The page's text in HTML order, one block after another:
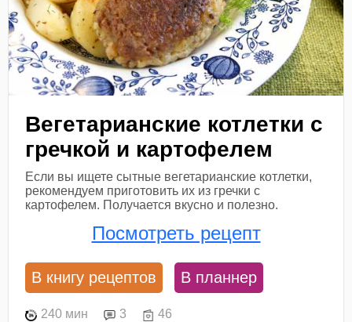
Вегетарианские котлетки с
гречкой и картофелем
Если вы ищете сытные вегетарианские котлетки,
рекомендуем приготовить их из гречки с
картофелем. Получается вкусно и полезно.
Посмотреть рецепт
В книгу рецептов В планнер
240 мин 3 46